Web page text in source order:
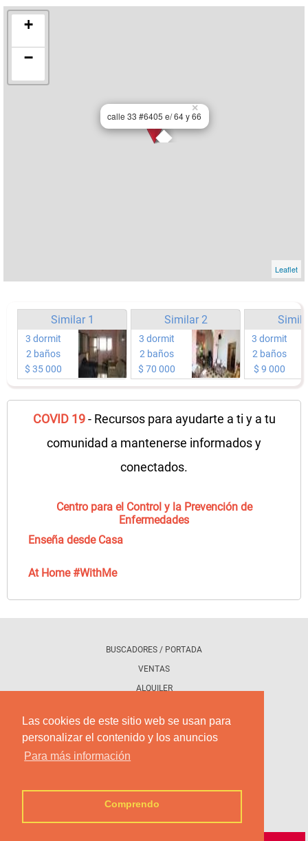
Las cookies de este sitio web se usan para
personalizar el contenido y los anuncios
Para más información
Comprendo
calle 33 #6405 e/ 64 y 66
×
+
−
Leaflet
Similar 1
3 dormit
2 baños
$ 35 000
Similar 2
3 dormit
2 baños
$ 70 000
3 dormit
2 baños
$ 9 000
COVID 19- Recursos para ayudarte a ti y a tu
comunidad a mantenerse informados y
conectados.
Centro para el Control y la Prevención de
Enfermedades
Enseña desde Casa
At Home #WithMe
BUSCADORES / PORTADA
VENTAS
ALQUILER
CONDICIONES DE USO
POLÍTICA DE PRIVACIDAD